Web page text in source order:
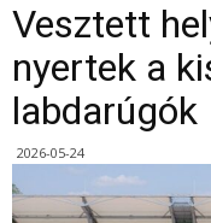
Vesztett
nyertek a
labdarúgók
2026-05-24